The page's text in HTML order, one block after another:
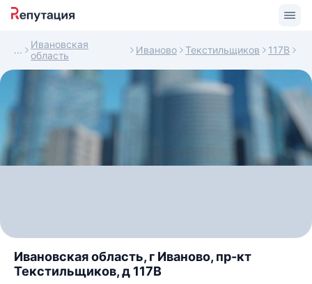
Ивановская
область
Иваново Текстильщиков 117В
Ивановская область, г Иваново, пр-кт
Текстильщиков, д 117В